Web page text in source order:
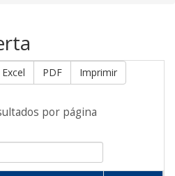
Excel PDF Imprimir
por página